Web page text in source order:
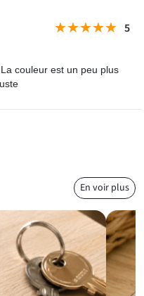
★★★★★
★★★★★ 5
couleur est un peu plus
En voir plus